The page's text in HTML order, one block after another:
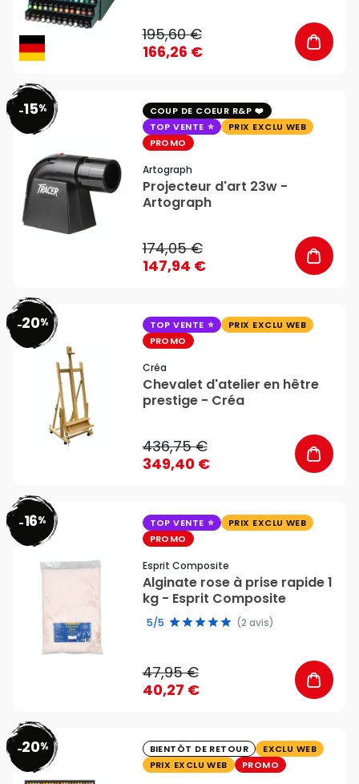
195,60 €
166,26 €
-15%
COUP DE COEUR R&P
TOP VENTE
PRIX EXCLU WEB
PROMO
Artograph
Projecteur d'art 23w -
Artograph
174,05 €
147,94 €
-20% TOP VENTE
PRIX EXCLU WEB
PROMO
Créa
Chevalet d'atelier en hêtre
prestige - Créa
436,75 €
349,40 €
-16% TOP VENTE
PRIX EXCLU WEB
PROMO
Esprit Composite
Alginate rose à prise rapide 1
kg - Esprit Composite
5/5 (2 avis)
47,95 €
40,27 €
favorite_border
-20% BIENTÔT DE RETOUR
EXCLU WEB
PRIX EXCLU WEB
PROMO